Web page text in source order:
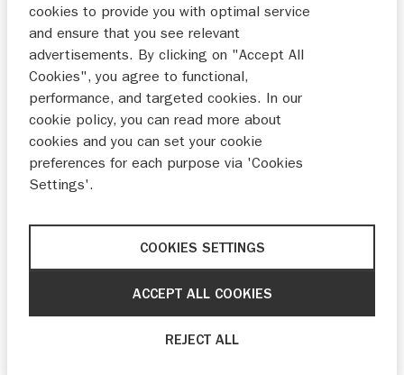
extra inruilwaarde. Ook op de Special Edition.
Ontdek snel de acties op de Vitara.
ACTIE
cookies to provide you with optimal service
and ensure that you see relevant
advertisements. By clicking on "Accept All
Cookies", you agree to functional,
performance, and targeted cookies. In our
cookie policy, you can read more about
cookies and you can set your cookie
preferences for each purpose via 'Cookies
Settings'.
COOKIES SETTINGS
REJECT ALL
ACCEPT ALL COOKIES